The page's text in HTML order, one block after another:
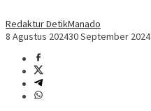
Redaktur DetikManado
8 Agustus 202430 September 2024